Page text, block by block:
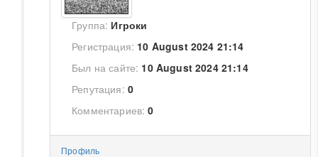
Группа: Игроки
Регистрация: 10 August 2024 21:14
Был на сайте: 10 August 2024 21:14
Репутация: 0
Комментариев: 0
Профиль